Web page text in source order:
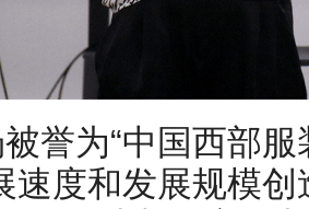
誉为“中国西部
速度和发展规模